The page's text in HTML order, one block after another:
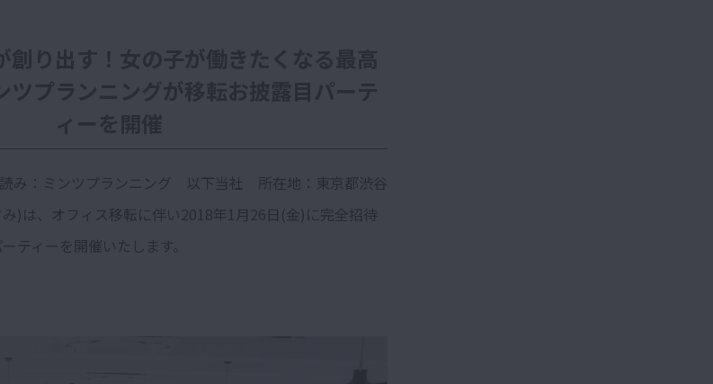
み：ミンツプランニング 以下当社 所在地：東京都渋谷
)は、オフィス移転に伴い2018年1月26日(金)に完全招待
ティーを開催いたします。